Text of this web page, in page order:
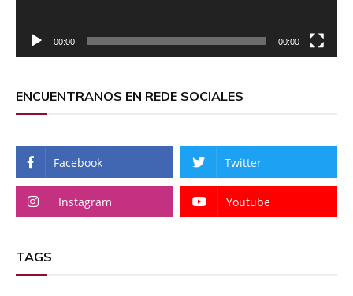
00:00 00:00
ENCUENTRANOS EN REDE SOCIALES
Facebook Twitter
Instagram Youtube
TAGS